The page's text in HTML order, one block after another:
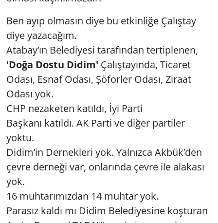
Ben ayıp olmasın diye bu etkinliğe Çalıştay
diye yazacağım.
Atabay’ın Be­le­di­ye­si ta­ra­fın­dan tertiplenen,
'Doğa Dostu Didim' Ça­lış­ta­yında, Ticaret
Odası, Esnaf Odası, Şöforler Odası, Ziraat
Odası yok.
CHP nezaketen katıldı, İyi Parti
Başkanı katıldı. AK Parti ve diğer partiler
yoktu.
Didim’in Dernekleri yok. Yalnızca Akbük’den
çevre derneği var, onlarında çevre ile alakası
yok.
16 muhtarımızdan 14 muhtar yok.
Parasız kaldı mı Didim Belediyesine koşturan